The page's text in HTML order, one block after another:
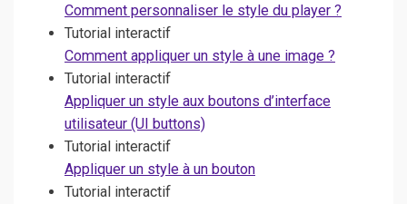
Comment personnaliser le style du player ?
Tutorial interactif
Comment appliquer un style à une image ?
Tutorial interactif
Appliquer un style aux boutons d’interface
utilisateur (UI buttons)
Tutorial interactif
Appliquer un style à un bouton
Tutorial interactif